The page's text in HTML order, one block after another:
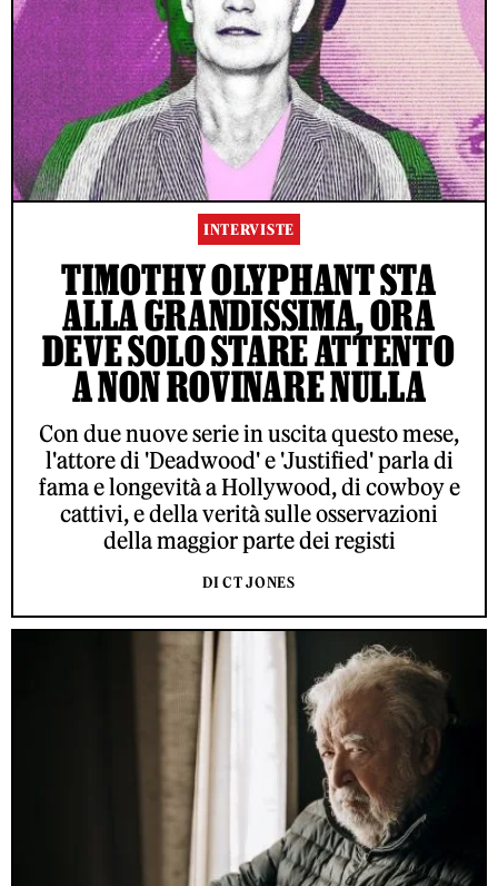
INTERVISTE
TIMOTHY OLYPHANT STA
ALLA GRANDISSIMA, ORA
DEVE SOLO STARE ATTENTO
A NON ROVINARE NULLA
Con due nuove serie in uscita questo mese,
l'attore di 'Deadwood' e 'Justified' parla di
fama e longevità a Hollywood, di cowboy e
cattivi, e della verità sulle osservazioni
della maggior parte dei registi
DI CT JONES